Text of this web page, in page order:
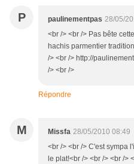
P paulinementpas 28/05/
<br /> <br /> Pas bête
hachis parmentier
/> <br /> http://
/> <br />
Répondre
M Missfa 28/05/2010 08:49
<br /> <br /> C'est sympa
le plat!<br /> <br /> <br />